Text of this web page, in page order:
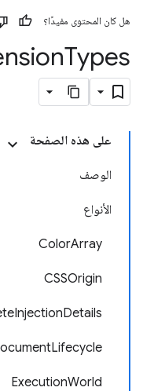
هل كان المحتوى مفيدًا؟
Types
على هذه الصفحة
الوصف
الأنواع
ColorArray
CSSOrigin
ExecutionWorld